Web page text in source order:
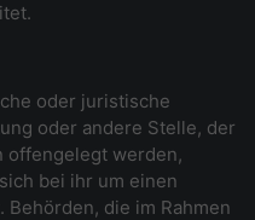
oder juristische
oder andere Stelle, der
offengelegt werden,
bei ihr um einen
die im Rahmen